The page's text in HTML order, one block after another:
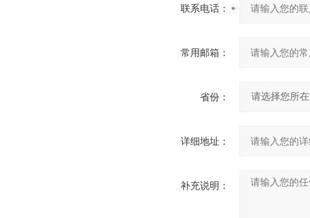
联系电话：
常用邮箱：
省份：
详细地址：
补充说明：